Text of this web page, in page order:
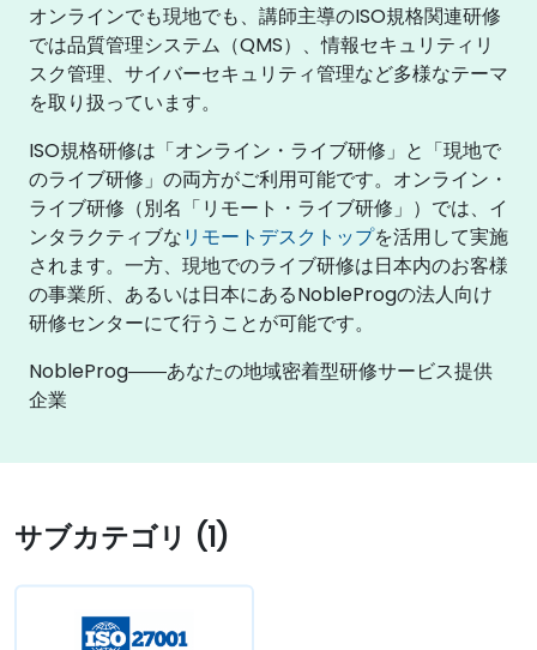
オンラインでも現地でも、講師主導のISO規格関連研修
では品質管理システム（QMS）、情報セキュリティリ
スク管理、サイバーセキュリティ管理など多様なテーマ
を取り扱っています。
ISO規格研修は「オンライン・ライブ研修」と「現地で
のライブ研修」の両方がご利用可能です。オンライン・
ライブ研修（別名「リモート・ライブ研修」）では、イ
ンタラクティブなリモートデスクトップを活用して実施
されます。一方、現地でのライブ研修は日本内のお客様
の事業所、あるいは日本にあるNobleProgの法人向け
研修センターにて行うことが可能です。
NobleProg――あなたの地域密着型研修サービス提供
企業
サブカテゴリ (1)